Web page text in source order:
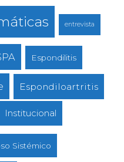
entrevista
Espondilitis
Espondiloartritis
Institucional
Sistémico